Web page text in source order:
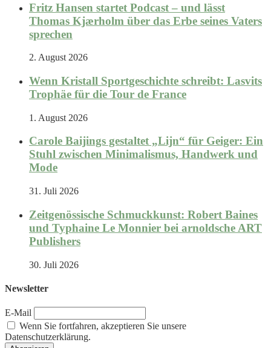
Fritz Hansen startet Podcast – und lässt
Thomas Kjærholm über das Erbe seines Vaters
sprechen
2. August 2026
Wenn Kristall Sportgeschichte schreibt: Lasvits
Trophäe für die Tour de France
1. August 2026
Carole Baijings gestaltet „Lijn“ für Geiger: Ein
Stuhl zwischen Minimalismus, Handwerk und
Mode
31. Juli 2026
Zeitgenössische Schmuckkunst: Robert Baines
und Typhaine Le Monnier bei arnoldsche ART
Publishers
30. Juli 2026
Newsletter
E-Mail
Wenn Sie fortfahren, akzeptieren Sie unsere
Datenschutzerklärung.